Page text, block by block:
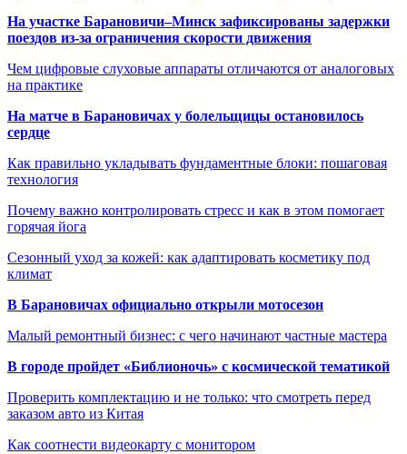
На участке Барановичи–Минск зафиксированы задержки
поездов из-за ограничения скорости движения
Чем цифровые слуховые аппараты отличаются от аналоговых
на практике
На матче в Барановичах у болельщицы остановилось
сердце
Как правильно укладывать фундаментные блоки: пошаговая
технология
Почему важно контролировать стресс и как в этом помогает
горячая йога
Сезонный уход за кожей: как адаптировать косметику под
климат
В Барановичах официально открыли мотосезон
Малый ремонтный бизнес: с чего начинают частные мастера
В городе пройдет «Библионочь» с космической тематикой
Проверить комплектацию и не только: что смотреть перед
заказом авто из Китая
Как соотнести видеокарту с монитором